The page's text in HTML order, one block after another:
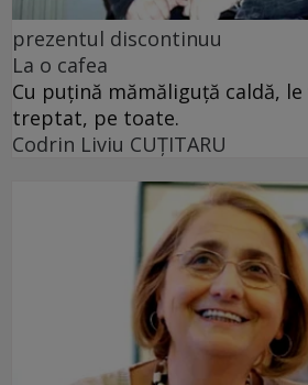
prezentul discontinuu
La o cafea
Cu puţină mămăliguţă caldă,
treptat, pe toate.
Codrin Liviu CUŢITARU